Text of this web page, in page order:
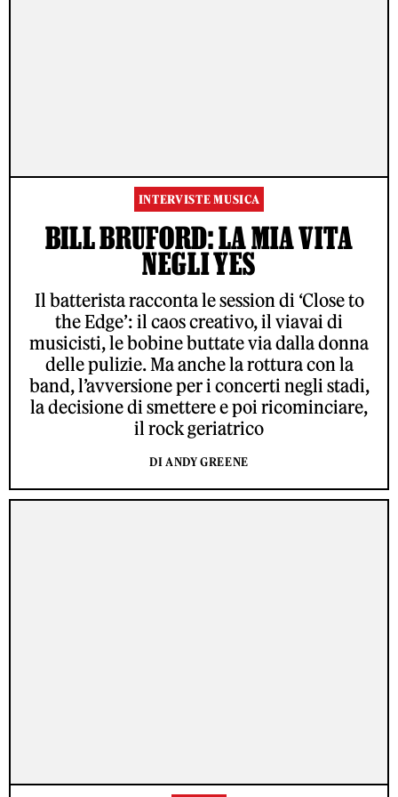
INTERVISTE MUSICA
BILL BRUFORD: LA MIA VITA
NEGLI YES
Il batterista racconta le session di ‘Close to
the Edge’: il caos creativo, il viavai di
musicisti, le bobine buttate via dalla donna
delle pulizie. Ma anche la rottura con la
band, l’avversione per i concerti negli stadi,
la decisione di smettere e poi ricominciare,
il rock geriatrico
DI ANDY GREENE